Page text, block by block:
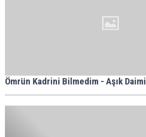
Ömrün Kadrini Bilmedim - Aşık Daimi